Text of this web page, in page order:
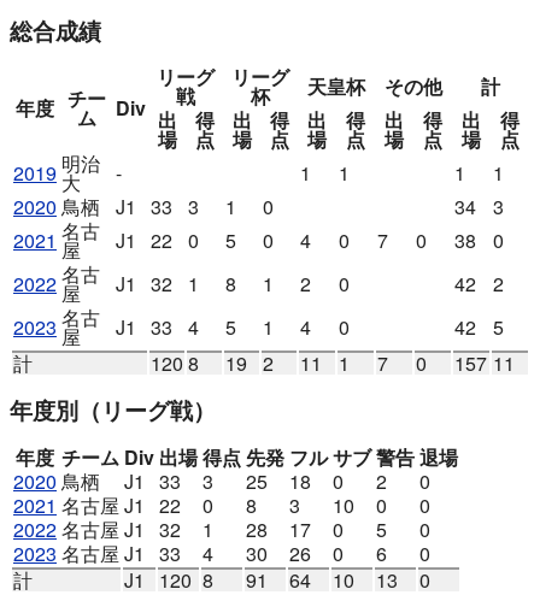
総合成績
年度 チー
ム Div
リーグ
戦
リーグ
杯 天皇杯 その他
計
出
場
得
点
出
場
得
点
出
場
得
点
出
場
得
点
出
場
得
点
2019 明治
大 - 1 1 1
1
2020 鳥栖 J1 33 3 1 0 34
3
2021 名古
屋 J1 22 0 5 0 4 0 7 0 38
0
2022名古
屋 J1 32 1 8 1 2 0 42
2
2023 名古
屋 J1 33 4 5 1 4 0 42
5
計
120 8 19 2 11 1 7 0 157 11
年度別 （リーグ戦）
年度 チーム Div 出場得点 先発 フルサブ警告退場
2020 鳥栖 J1 33 3 25 18 0 2
0
2021 名古屋 J1 22 0 8 3 10 0
0
2022名古屋 J1 32 1 28 17 0 5
0
2023 名古屋 J1 33 4 30 26 0 6
0
計
J1 120 8 91 64 10 13 0